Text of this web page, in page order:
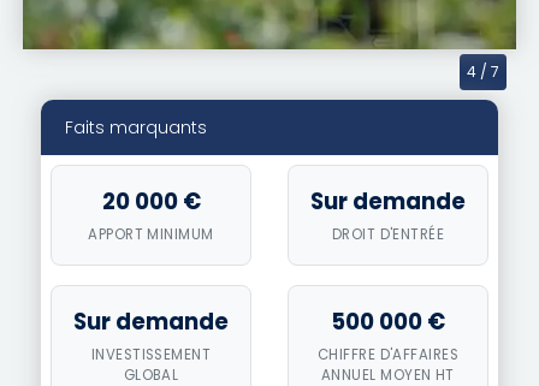
4 / 7
Faits marquants
20 000 €
APPORT MINIMUM
Sur demande
DROIT D'ENTRÉE
Sur demande
INVESTISSEMENT
GLOBAL
500 000 €
CHIFFRE D'AFFAIRES
ANNUEL MOYEN HT